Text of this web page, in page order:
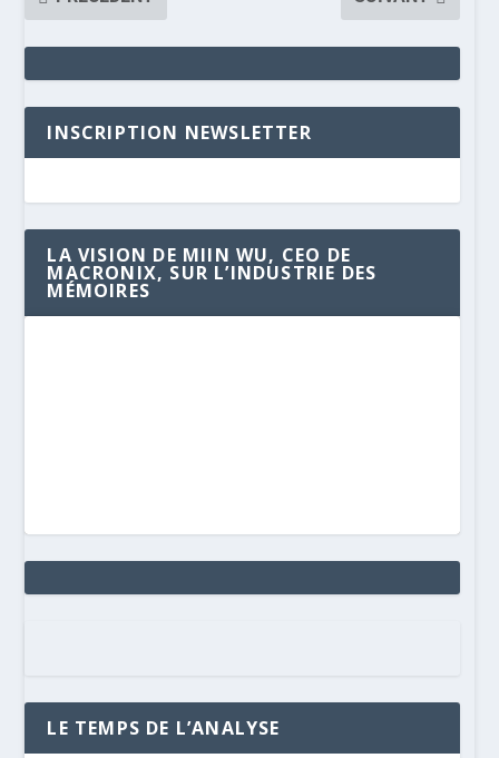
INSCRIPTION NEWSLETTER
LA VISION DE MIIN WU, CEO DE
MACRONIX, SUR L’INDUSTRIE DES
MÉMOIRES
LE TEMPS DE L’ANALYSE